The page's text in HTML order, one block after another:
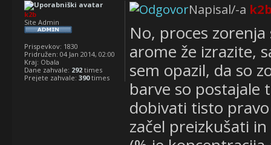
Napisal/-a
No, proces
arome že izrazite,
sem opazil, da so
barve so postajale
dobivati tisto
začel preizkušati
k2b
Site Admin
Prispevkov: 1830
Pridružen: 04 Jan 2014, 02:00
Kraj: Obala
Dane zahvale: 292 times
Prejete zahvale: 390times